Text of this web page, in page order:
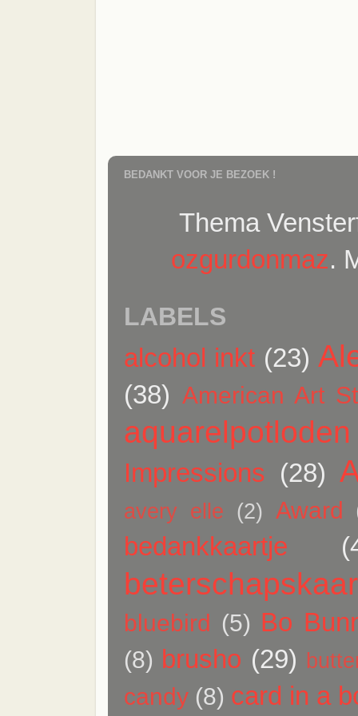
BEDANKT VOOR JE BEZOEK !
Thema
ozgurdonmaz.
LABELS
alcohol inkt (23)
(38) American Art
aquarelpotloden
Impressions (28)
avery elle (2) Award
bedankkaartje
bluebird (5) Bo
(8) brusho (29)
candy (8) card in a